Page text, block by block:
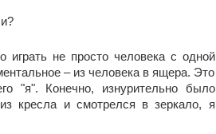
не просто человека с одной
– из человека в ящера. Это
"я". Конечно, изнурительно было
кресла и смотрелся в зеркало, я